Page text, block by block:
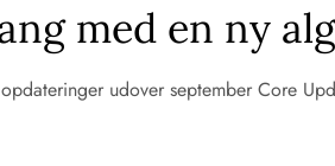
med en ny
udover september Core